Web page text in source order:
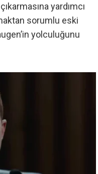
yardımcı
sorumlu eski
yolculuğunu